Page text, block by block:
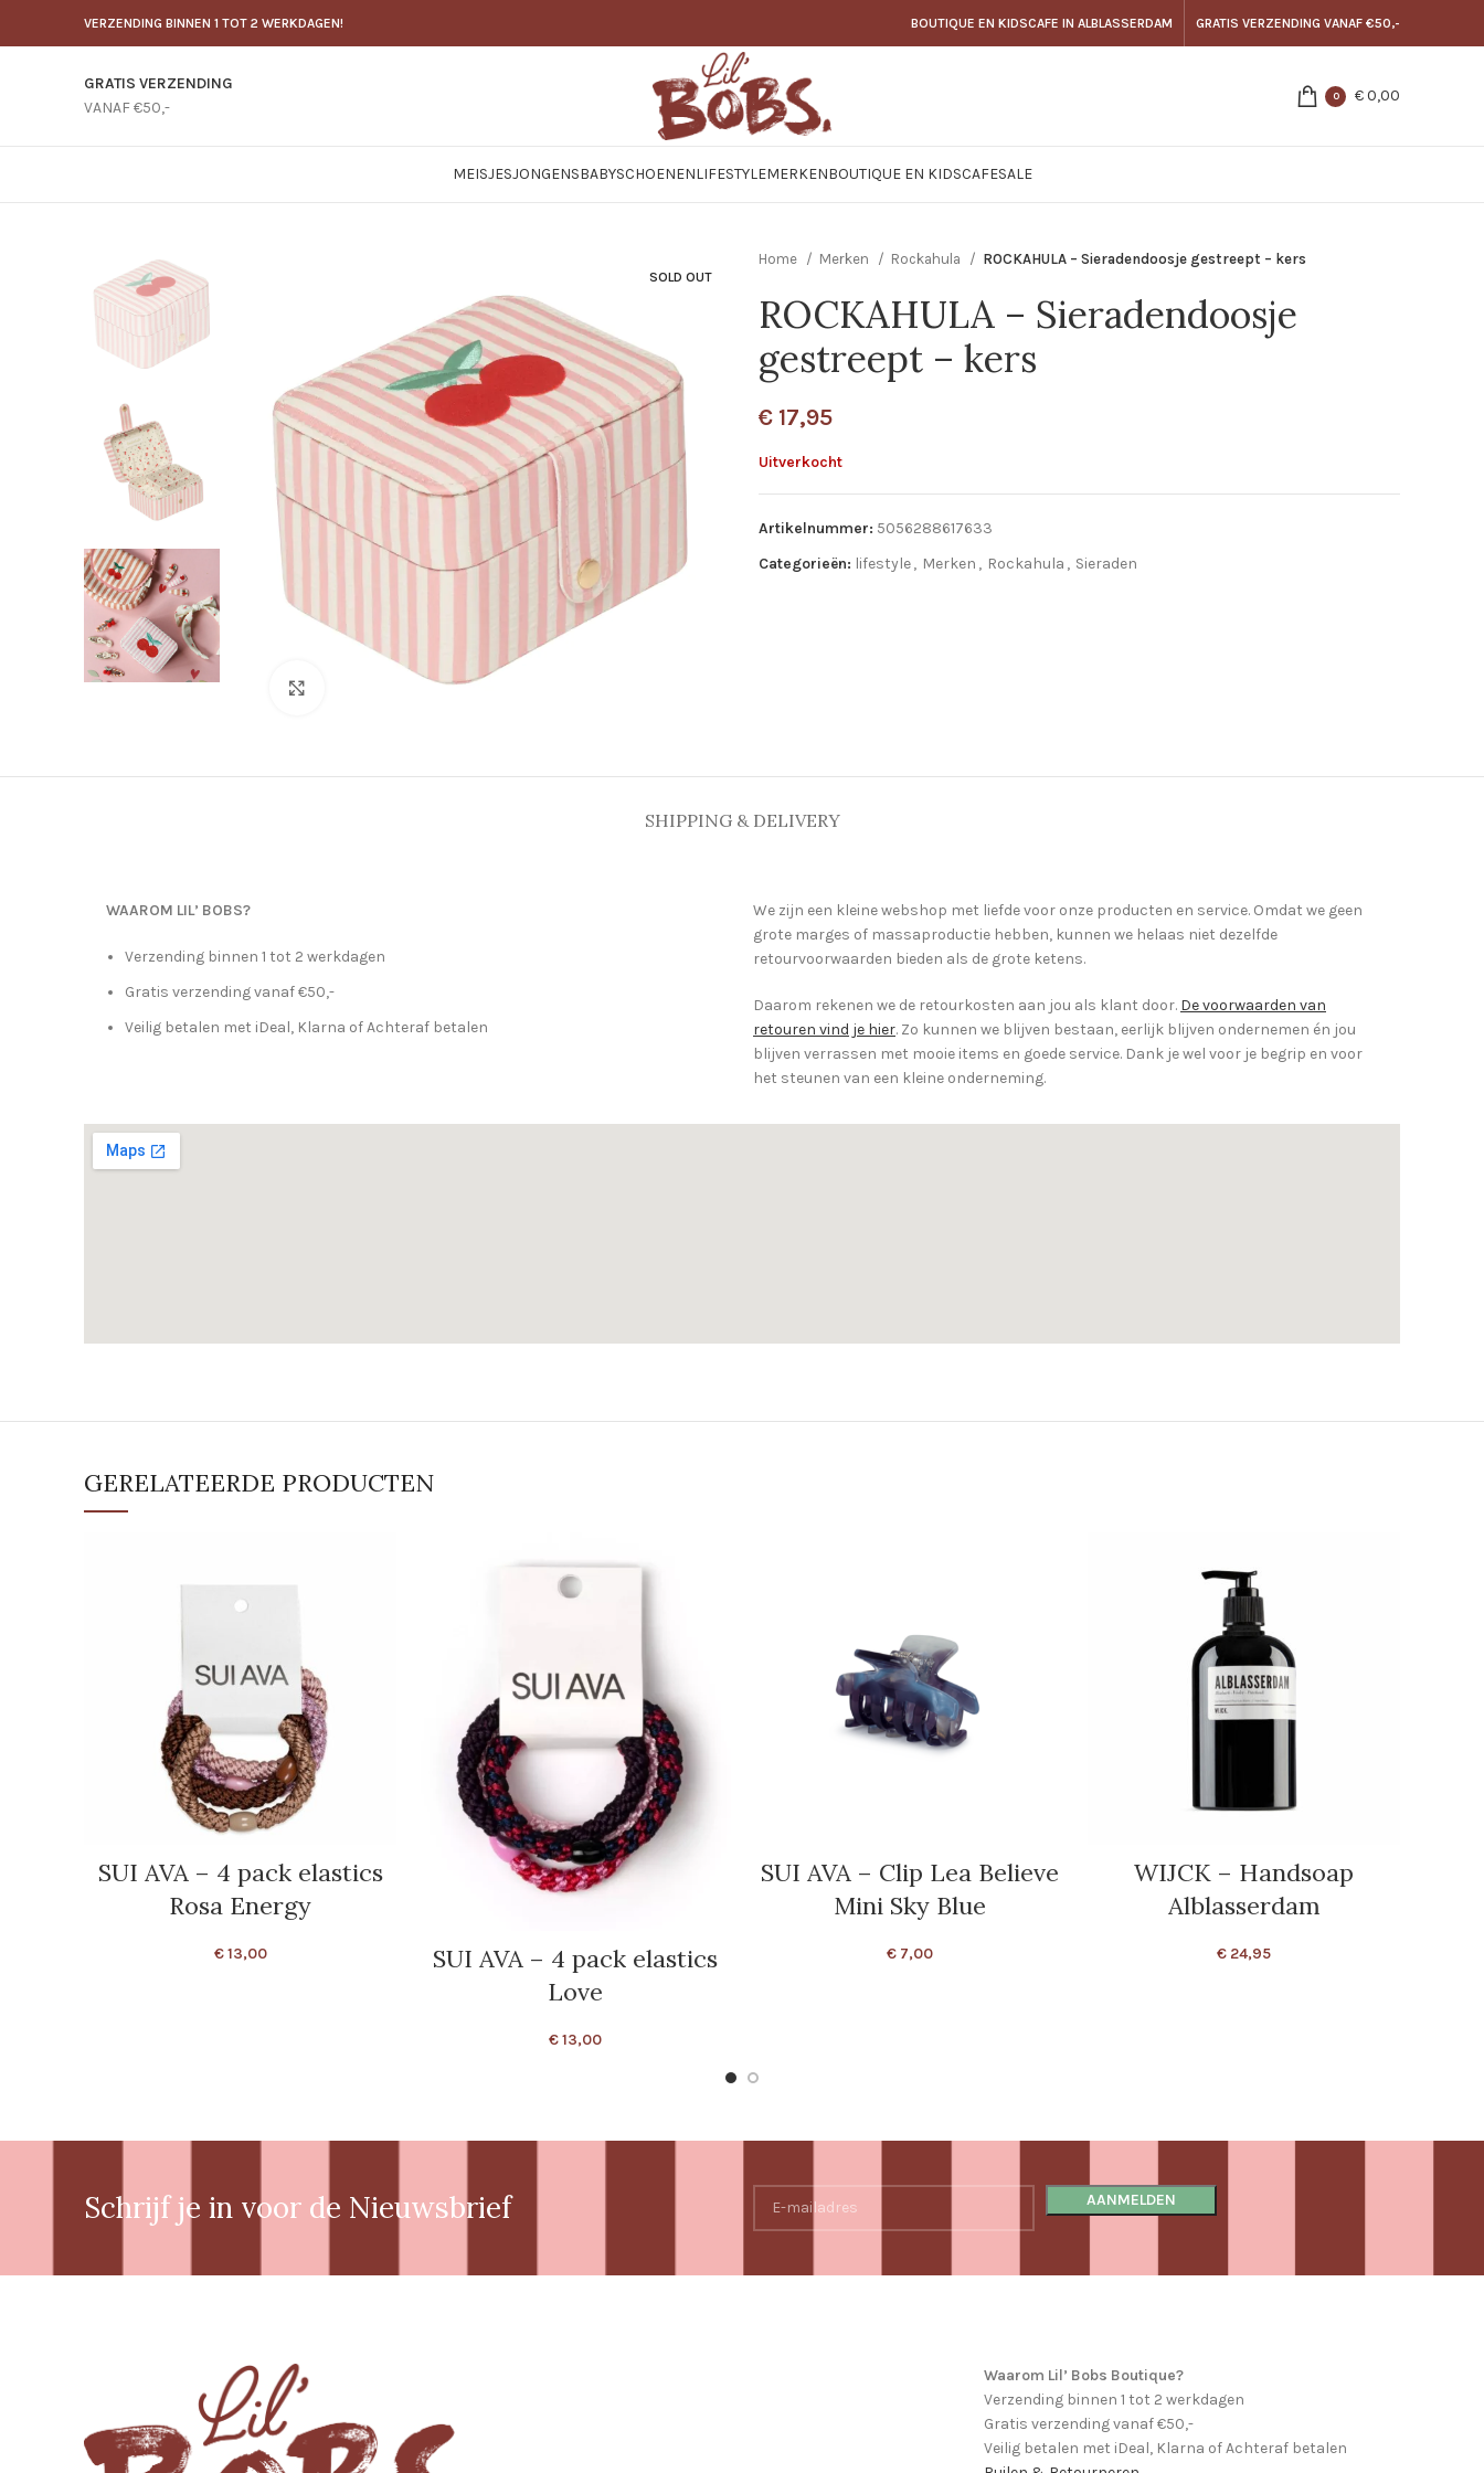
VERZENDING BINNEN 1 TOT 2 WERKDAGEN! BOUTIQUE EN KIDSCAFE IN ALBLASSERDAM GRATIS VERZENDING VANAF €50,-
GRATIS VERZENDING
VANAF €50,-
0 €0,00
MEISJESJONGENSBABYSCHOENENLIFESTYLEMERKENBOUTIQUE EN KIDSCAFESALE
SOLD OUT
Home Merken Rockahula ROCKAHULA – Sieradendoosje gestreept – kers
ROCKAHULA – Sieradendoosje
gestreept – kers
€ 17,95
Uitverkocht
Artikelnummer: 5056288617633
Categorieën: lifestyle, Merken , Rockahula , Sieraden
SHIPPING & DELIVERY
WAAROM LIL’ BOBS?
Verzending binnen 1 tot 2 werkdagen
Gratis verzending vanaf €50,-
Veilig betalen met iDeal, Klarna of Achteraf betalen
We zijn een kleine webshop met liefde voor onze producten en service. Omdat we geen
grote marges of massaproductie hebben, kunnen we helaas niet dezelfde
retourvoorwaarden bieden als de grote ketens.
Daarom rekenen we de retourkosten aan jou als klant door. De voorwaarden van
retouren vind je hier. Zo kunnen we blijven bestaan, eerlijk blijven ondernemen én jou
blijven verrassen met mooie items en goede service. Dank je wel voor je begrip en voor
het steunen van een kleine onderneming.
GERELATEERDE PRODUCTEN
SUI AVA – 4 pack elastics
Rosa Energy
€13,00
SUI AVA – 4 pack elastics
Love
€13,00
SUI AVA – Clip Lea Believe
Mini Sky Blue
€7,00
WIJCK – Handsoap
Alblasserdam
€ 24,95
Schrijf je in voor de Nieuwsbrief
Waarom Lil’ Bobs Boutique?
Verzending binnen 1 tot 2 werkdagen
Gratis verzending vanaf €50,-
Veilig betalen met iDeal, Klarna of Achteraf betalen